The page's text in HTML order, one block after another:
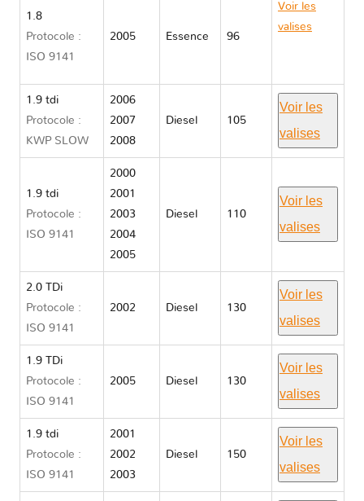
1.8
Protocole :
ISO 9141
2005 Essence 96
Voir les
valises
1.9 tdi
Protocole :
KWP SLOW
2006
2007
2008
Diesel 105
Voir les
valises
1.9 tdi
Protocole :
ISO 9141
2000
2001
2003
2004
2005
Diesel 110
Voir les
valises
2.0 TDi
Protocole :
ISO 9141
2002 Diesel 130
Voir les
valises
1.9 TDi
Protocole :
ISO 9141
2005 Diesel 130
Voir les
valises
1.9 tdi
Protocole :
ISO 9141
2001
2002
2003
Diesel 150
Voir les
valises